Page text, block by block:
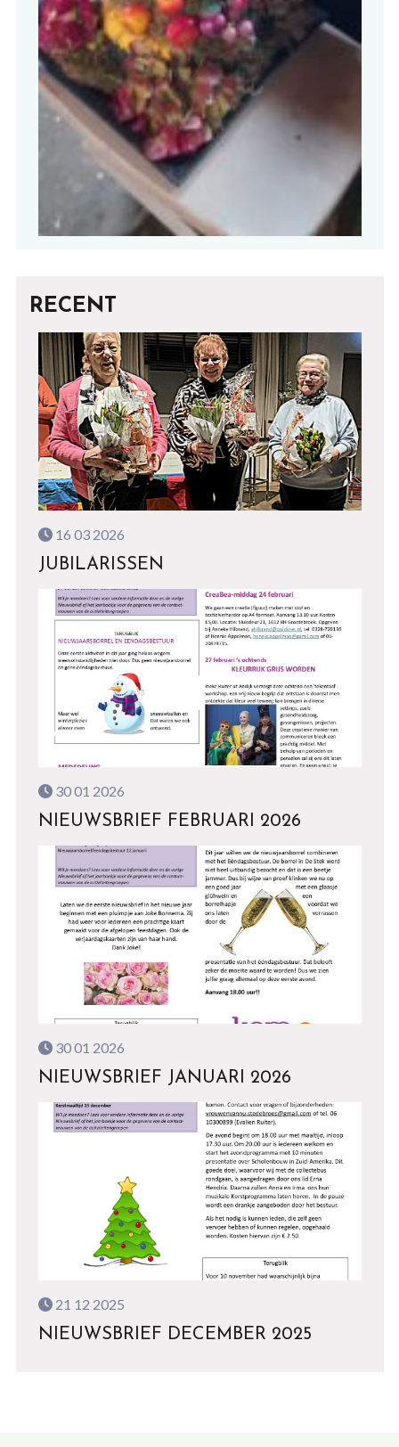
RECENT
16 03 2026
JUBILARISSEN
30 01 2026
NIEUWSBRIEF FEBRUARI 2026
30 01 2026
NIEUWSBRIEF JANUARI 2026
21 12 2025
NIEUWSBRIEF DECEMBER 2025